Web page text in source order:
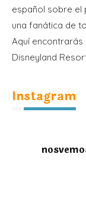
español sobre el
una fanática de
Aquí
Disneyland
Instagram